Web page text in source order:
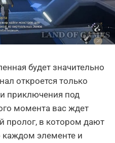
будет значительно
откроется только
приключения под
момента вас ждет
пролог, в котором дают
каждом элементе и